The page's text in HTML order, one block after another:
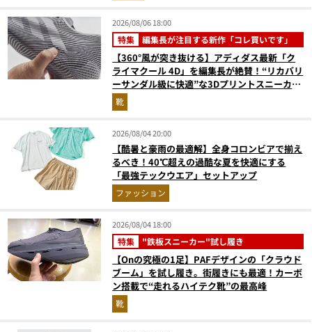
2026/08/06 18:00
特集 編集長が注目する新作「コレ買いです」
【360°風が突き抜ける】アディダス最新「ク
ライマクール 4D」を編集長が絶賛！“リカバリ
ーサンダル級に快適”な3Dプリントスニーカー
『コレ買いです』Vol.173
靴
2026/08/04 20:00
【酷暑と豪雨の最適解】全身コロンビアで揃え
るべき！40℃超えの過酷な夏を快適にする
「最強テックウエア」セットアップ
ファッション
2026/08/04 18:00
特集 "鉄板スニーカー"試し履き
【Onの究極の1足】PAFデザインの「クラウド
ブーム」を試し履き。街履きにも最適！カーボ
ン搭載で“走れるハイテク靴”の最高峰
靴